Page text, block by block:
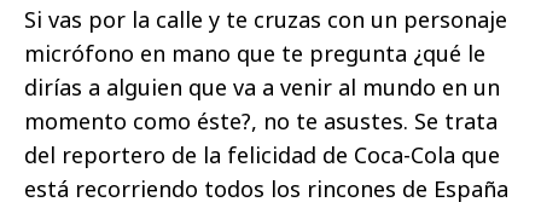
Si vas por la calle y te cruzas con un personaje
micrófono en mano que te pregunta ¿qué le
dirías a alguien que va a venir al mundo en un
momento como éste?, no te asustes. Se trata
del reportero de la felicidad de Coca-Cola que
está recorriendo todos los rincones de España